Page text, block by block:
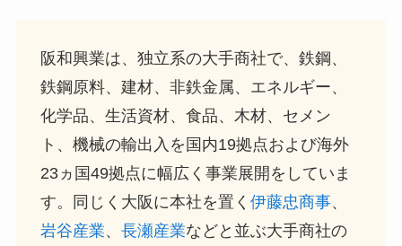
阪和興業は、独立系の大手商社で、鉄鋼、
鉄鋼原料、建材、非鉄金属、エネルギー、
化学品、生活資材、食品、木材、セメン
ト、機械の輸出入を国内19拠点および海外
23ヵ国49拠点に幅広く事業展開をしていま
す。同じく大阪に本社を置く 伊藤忠商事、
岩谷産業、 長瀬産業などと並ぶ大手商社の